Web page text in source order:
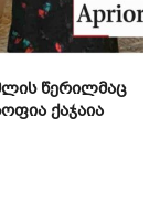
წერილმაც
ქაჯაია